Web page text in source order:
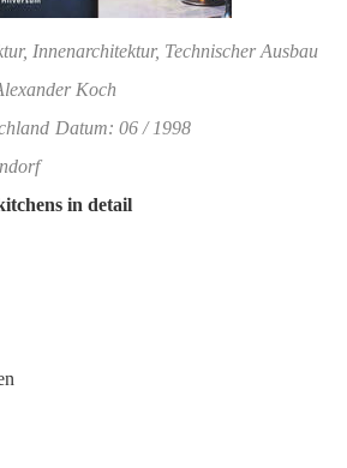
Innenarchitektur, Technischer Ausbau
Koch
Datum: 06 / 1998
in detail